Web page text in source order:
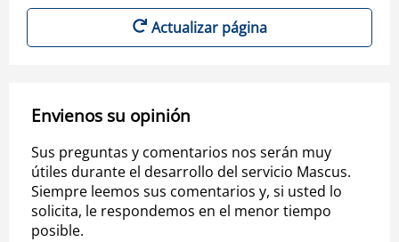
Actualizar página
Envienos su opinión
Sus preguntas y comentarios nos serán muy
útiles durante el desarrollo del servicio Mascus.
Siempre leemos sus comentarios y, si usted lo
solicita, le respondemos en el menor tiempo
posible.